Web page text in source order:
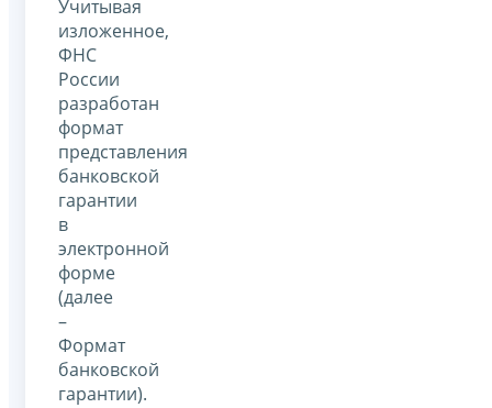
Учитывая
изложенное,
ФНС
России
разработан
формат
представления
банковской
гарантии
в
электронной
форме
(далее
–
Формат
банковской
гарантии).